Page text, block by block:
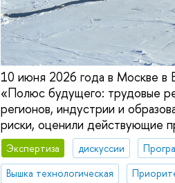
10 июня 2026 года в Москве в
«Полюс будущего: трудовые
регионов, индустрии и
риски, оценили действующие
Экспертиза дискуссии
Вышка технологическая